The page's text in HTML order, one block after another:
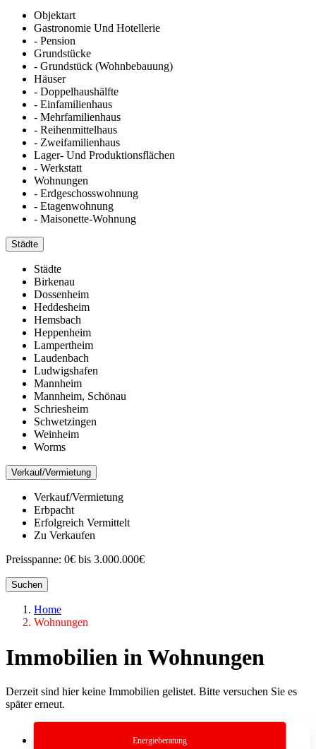
Objektart
Gastronomie Und Hotellerie
- Pension
Grundstücke
- Grundstück (Wohnbebauung)
Häuser
- Doppelhaushälfte
- Einfamilienhaus
- Mehrfamilienhaus
- Reihenmittelhaus
- Zweifamilienhaus
Lager- Und Produktionsflächen
- Werkstatt
Wohnungen
- Erdgeschosswohnung
- Etagenwohnung
- Maisonette-Wohnung
Städte
Städte
Birkenau
Dossenheim
Heddesheim
Hemsbach
Heppenheim
Lampertheim
Laudenbach
Ludwigshafen
Mannheim
Mannheim, Schönau
Schriesheim
Schwetzingen
Weinheim
Worms
Verkauf/Vermietung
Verkauf/Vermietung
Erbpacht
Erfolgreich Vermittelt
Zu Verkaufen
Preisspanne: 0€ bis 3.000.000€
Suchen
Home
Wohnungen
Immobilien in Wohnungen
Derzeit sind hier keine Immobilien gelistet. Bitte versuchen Sie es
später erneut.
Energieberatung